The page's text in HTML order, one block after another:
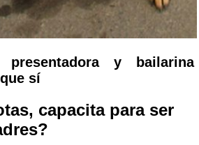
presentadora y bailarina
sí
capacita para ser